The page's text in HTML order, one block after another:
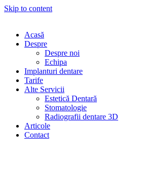
Skip to content
Acasă
Despre
Despre noi
Echipa
Implanturi dentare
Tarife
Alte Servicii
Estetică Dentară
Stomatologie
Radiografii dentare 3D
Articole
Contact